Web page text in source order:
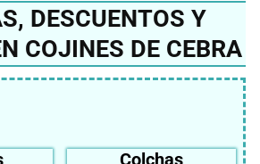
DESCUENTOS Y
COJINES DE CEBRA
Colchas